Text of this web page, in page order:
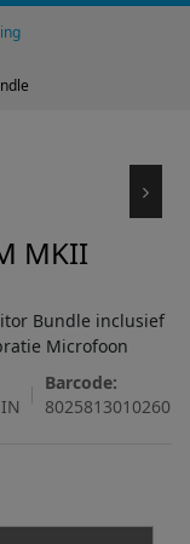
MKII
Bundle inclusief
Microfoon
Barcode:
8025813010260